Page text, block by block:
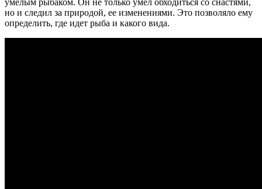
умелым рыбаком. Он не только умел обходиться со снастями,
но и следил за природой, ее изменениями. Это позволяло ему
определить, где идет рыба и какого вида.